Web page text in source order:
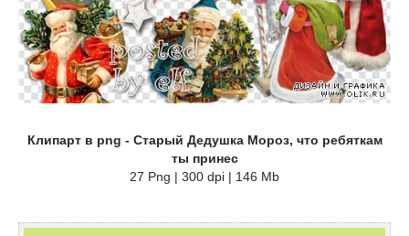
Клипарт в png - Старый Дедушка Мороз, что ребяткам
ты принес
27 Png | 300 dpi | 146 Mb